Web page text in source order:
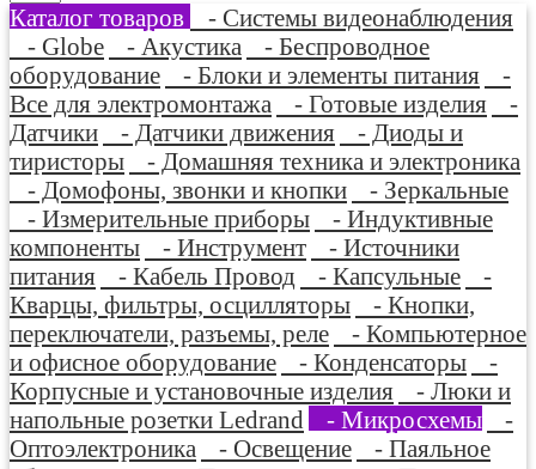
Каталог товаров
- Системы видеонаблюдения
- Globe
- Акустика
- Беспроводное
оборудование
- Блоки и элементы питания
-
Все для электромонтажа
- Готовые изделия
-
Датчики
- Датчики движения
- Диоды и
тиристоры
- Домашняя техника и электроника
- Домофоны, звонки и кнопки
- Зеркальные
- Измерительные приборы
- Индуктивные
компоненты
- Инструмент
- Источники
питания
- Кабель Провод - Капсульные
-
Кварцы, фильтры, осцилляторы
- Кнопки,
переключатели, разъемы, реле
- Компьютерное
и офисное оборудование
- Конденсаторы
-
Корпусные и установочные изделия
- Люки и
напольные розетки Ledrand
- Микросхемы
-
Оптоэлектроника
- Освещение
- Паяльное